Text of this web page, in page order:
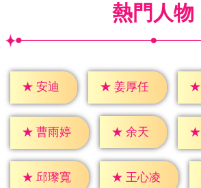
熱門人物
★ 安迪 ★ 姜厚任 ★
★ 曹雨婷 ★ 余天 ★
★ 邱瓈寬 ★ 王心凌